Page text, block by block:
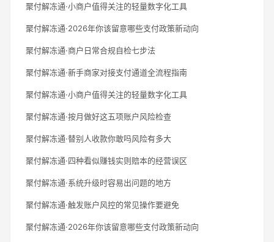
聚付解冻通·小商户值得关注的轻量数字化工具
聚付解冻通·2026年你该留意哪些支付政策新动向
聚付解冻通·商户日常合规自检七步法
聚付解冻通·新手商家对接支付通道全流程指南
聚付解冻通·小商户值得关注的轻量数字化工具
聚付解冻通·按月做好这五项账户风险检查
聚付解冻通·替别人收款你敢吗风险有多大
聚付解冻通·四种看似赚钱实则赔本的经营误区
聚付解冻通·系统升级时容易出问题的地方
聚付解冻通·触发账户风控的常见操作要避免
聚付解冻通·2026年你该留意哪些支付政策新动向